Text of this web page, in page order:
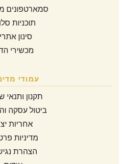
סמארטפונים
תוכניות
סינון
מכשירי
עמודי
תקנון ותנאי
ביטול עסקה
אחריות
מדיניות
הצהרת